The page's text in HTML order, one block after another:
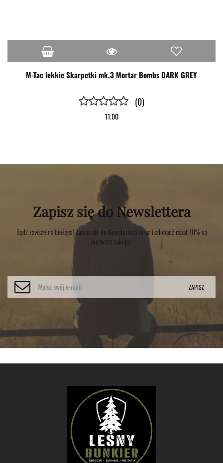
M-Tac lekkie Skarpetki mk.3 Mortar Bombs DARK GREY
(0)
11.00
Zapisz się do Newslettera
Bądź zawsze na bieżąco! Zapisz się do Newslettera teraz i zdobądź rabat 10% na
pierwsze zakupy!